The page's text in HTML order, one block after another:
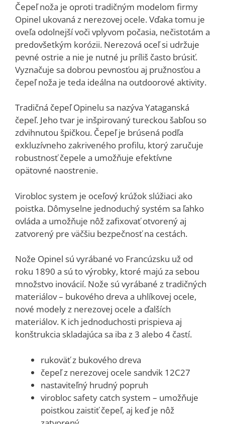
Čepeľ noža je oproti tradičným modelom firmy
Opinel ukovaná z nerezovej ocele. Vďaka tomu je
oveľa odolnejší voči vplyvom počasia, nečistotám a
predovšetkým korózii. Nerezová oceľ si udržuje
pevné ostrie a nie je nutné ju príliš často brúsiť.
Vyznačuje sa dobrou pevnosťou aj pružnosťou a
čepeľ noža je teda ideálna na outdoorové aktivity.
Tradičná čepeľ Opinelu sa nazýva Yataganská
čepeľ. Jeho tvar je inšpirovaný tureckou šabľou so
zdvihnutou špičkou. Čepeľ je brúsená podľa
exkluzívneho zakriveného profilu, ktorý zaručuje
robustnosť čepele a umožňuje efektívne
opätovné naostrenie.
Virobloc system je oceľový krúžok slúžiaci ako
poistka. Dômyselne jednoduchý systém sa ľahko
ovláda a umožňuje nôž zafixovať otvorený aj
zatvorený pre väčšiu bezpečnosť na cestách.
Nože Opinel sú vyrábané vo Francúzsku už od
roku 1890 a sú to výrobky, ktoré majú za sebou
množstvo inovácií. Nože sú vyrábané z tradičných
materiálov – bukového dreva a uhlíkovej ocele,
nové modely z nerezovej ocele a ďalších
materiálov. K ich jednoduchosti prispieva aj
konštrukcia skladajúca sa iba z 3 alebo 4 častí.
rukoväť z bukového dreva
čepeľ z nerezovej ocele sandvik 12C27
nastaviteľný hrudný popruh
virobloc safety catch system – umožňuje
poistkou zaistiť čepeľ, aj keď je nôž